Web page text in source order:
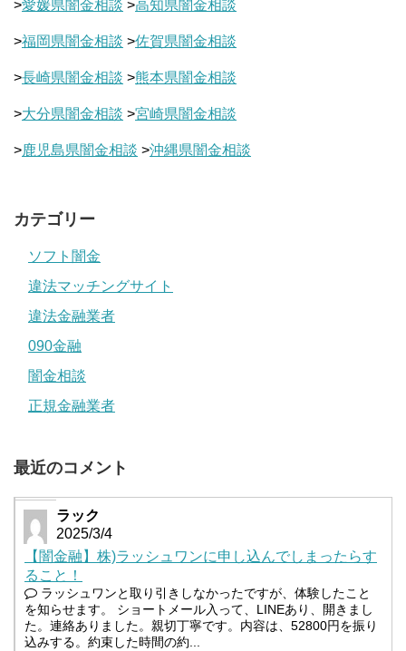
>愛媛県闇金相談 >高知県闇金相談
>福岡県闇金相談 >佐賀県闇金相談
>長崎県闇金相談 >熊本県闇金相談
>大分県闇金相談 >宮崎県闇金相談
>鹿児島県闇金相談 >沖縄県闇金相談
カテゴリー
ソフト闇金
違法マッチングサイト
違法金融業者
090金融
闇金相談
正規金融業者
最近のコメント
ラック
2025/3/4
【闇金融】株)ラッシュワンに申し込んでしまったらす
ること！
ラッシュワンと取り引きしなかったですが、体験したこと
を知らせます。 ショートメール入って、LINEあり、開きまし
た。連絡ありました。親切丁寧です。内容は、52800円を振り
込みする。約束した時間の約...